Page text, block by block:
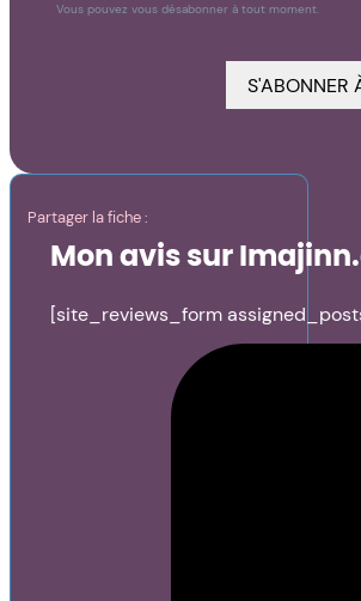
Vous pouvez vous désabonner à tout moment.
S'ABONNER
Partager la fiche :
Mon avis sur
[site_reviews_form